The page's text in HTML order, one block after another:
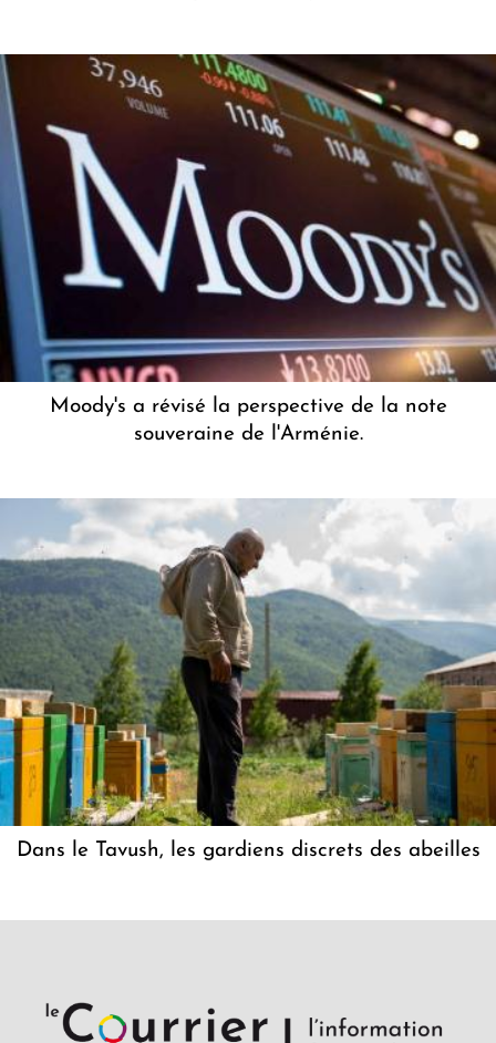
Moody's a révisé la perspective de la note
souveraine de l'Arménie.
Dans le Tavush, les gardiens discrets des abeilles